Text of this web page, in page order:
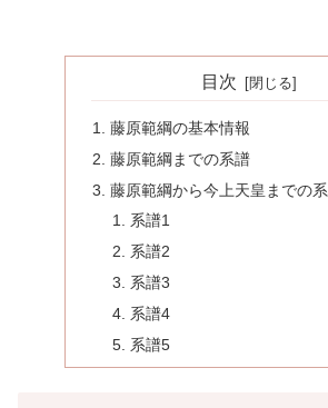
目次
藤原範綱の基本情報
藤原範綱までの系譜
藤原範綱から今上天皇までの
系譜1
系譜2
系譜3
系譜4
系譜5